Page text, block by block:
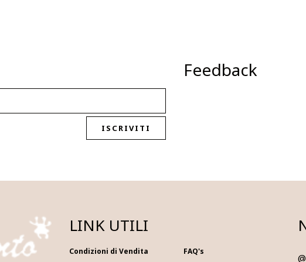
ISCRIVITI
Feedback
LINK UTILI
Condizioni di Vendita
FAQ's